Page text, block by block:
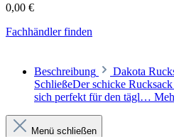
0,00 €
Fachhändler finden
Beschreibung
Dakota
SchließeDer schicke
sich perfekt für den tägl…
Menü schließen